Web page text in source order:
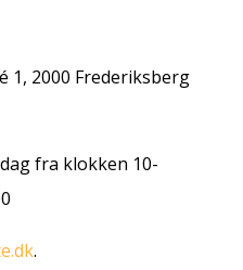
1, 2000 Frederiksberg
fra klokken 10-
.